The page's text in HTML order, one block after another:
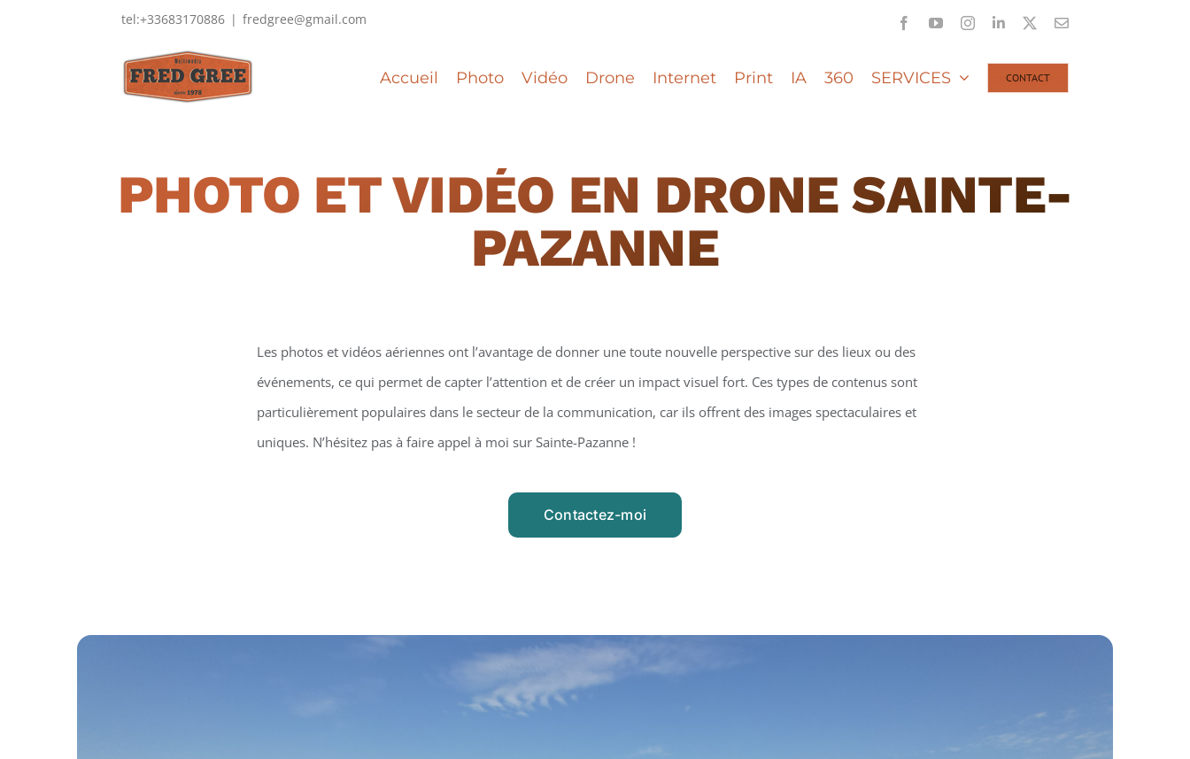
tel:+33683170886 | fredgree@gmail.com FacebookYouTubeInstagramLinkedIn Email
Accueil Photo Vidéo Drone Internet Print IA 360 SERVICES CONTACT
PHOTO ET VIDÉO EN DRONE SAINTE-
PAZANNE
Les photos et vidéos aériennes ont l’avantage de donner une toute nouvelle perspective sur des lieux ou des
événements, ce qui permet de capter l’attention et de créer un impact visuel fort. Ces types de contenus sont
particulièrement populaires dans le secteur de la communication, car ils offrent des images spectaculaires et
uniques. N’hésitez pas à faire appel à moi sur Sainte-Pazanne !
Contactez-moi